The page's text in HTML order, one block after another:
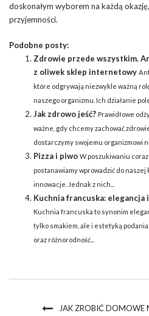
doskonałym wyborem na każdą
przyjemności.
Podobne posty:
Zdrowie przede wszystkim.
z oliwek sklep internetowy
które odgrywają niezwykle ważną
naszego organizmu. Ich działanie
Jak zdrowo jeść? Prawidłowe
ważne, gdy chcemy zachować
dostarczymy swojemu organizmowi
Pizza i piwo W poszukiwaniu
postanawiamy wprowadzić do naszej
innowacje. Jednak z nich...
Kuchnia francuska: elegancja
Kuchnia francuska to synonim
tylko smakiem, ale i estetyką
oraz różnorodność...
JAK ZROBIĆ DOMOWE